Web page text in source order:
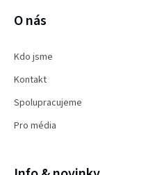
O nás
Kdo jsme
Kontakt
Spolupracujeme
Pro média